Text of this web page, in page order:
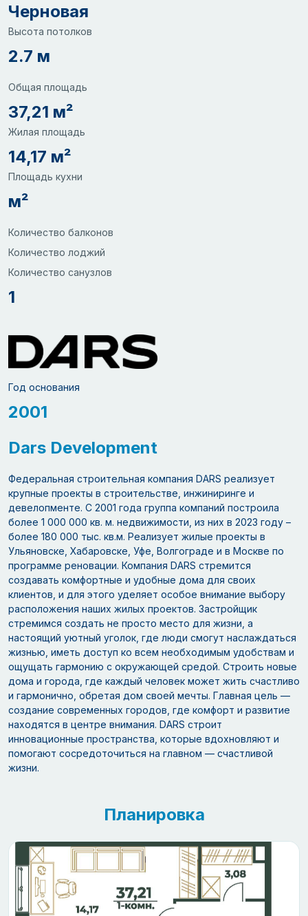
Черновая
Высота потолков
2.7 м
Общая площадь
37,21 м²
Жилая площадь
14,17 м²
Площадь кухни
м²
Количество балконов
Количество лоджий
Количество санузлов
1
Год основания
2001
Dars Development
Федеральная строительная компания DARS реализует
крупные проекты в строительстве, инжиниринге и
девелопменте. С 2001 года группа компаний построила
более 1 000 000 кв. м. недвижимости, из них в 2023 году –
более 180 000 тыс. кв.м. Реализует жилые проекты в
Ульяновске, Хабаровске, Уфе, Волгограде и в Москве по
программе реновации. Компания DARS стремится
создавать комфортные и удобные дома для своих
клиентов, и для этого уделяет особое внимание выбору
расположения наших жилых проектов. Застройщик
стремимся создать не просто место для жизни, а
настоящий уютный уголок, где люди смогут наслаждаться
жизнью, иметь доступ ко всем необходимым удобствам и
ощущать гармонию с окружающей средой. Строить новые
дома и города, где каждый человек может жить счастливо
и гармонично, обретая дом своей мечты. Главная цель —
создание современных городов, где комфорт и развитие
находятся в центре внимания. DARS строит
инновационные пространства, которые вдохновляют и
помогают сосредоточиться на главном — счастливой
жизни.
Планировка